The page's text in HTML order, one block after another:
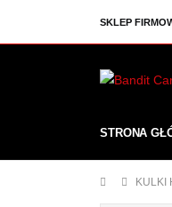
SKLEP
STRONA
KULKI